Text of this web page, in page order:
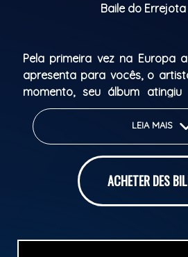
Baile do Errejota -
Pela primeira vez na Europa
apresenta para vocês, o
momento, seu álbum
global, Mc Negão original
momento, tá Raul hein
venha curtir o melhor baile
Classification Parentale: +16
LEIA MAIS
ACHETER DES